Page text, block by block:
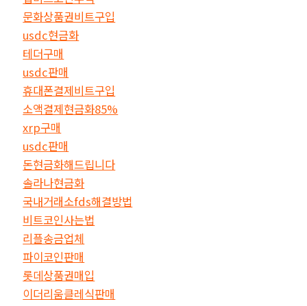
문화상품권비트구입
usdc현금화
테더구매
usdc판매
휴대폰결제비트구입
소액결제현금화85%
xrp구매
usdc판매
돈현금화해드립니다
솔라나현금화
국내거래소fds해결방법
비트코인사는법
리플송금업체
파이코인판매
롯데상품권매입
이더리움클레식판매